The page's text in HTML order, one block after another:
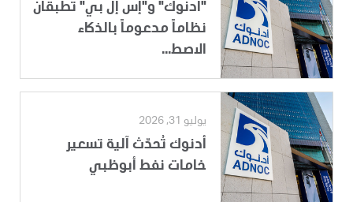
"أدنوك" و"إس إل بي" تطبقان
نظاماً مدعوماً بالذكاء
الاصط...
يوليو 31, 2026
أدنوك تُحدّث آلية تسعير
خامات نفط أبوظبي